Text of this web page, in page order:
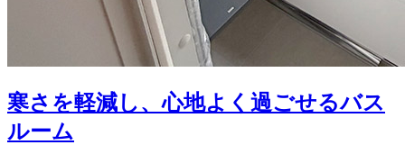
寒さを軽減し、心地よく過ごせるバス
ルーム